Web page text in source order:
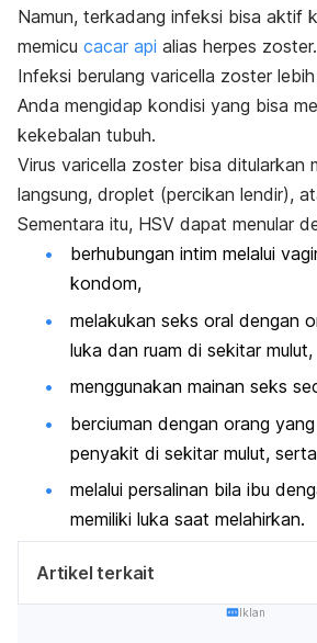
Namun, terkadang infeksi bisa aktif
memicu cacar api alias herpes zoster.
Infeksi berulang varicella zoster
Anda mengidap kondisi yang bisa
kekebalan tubuh.
Virus varicella zoster bisa ditularkan
langsung, droplet (percikan lendir),
Sementara itu, HSV dapat menular
berhubungan intim melalui
kondom,
melakukan seks oral dengan
luka dan ruam di sekitar mulut,
menggunakan mainan seks
berciuman dengan orang yang
penyakit di sekitar mulut, serta
melalui persalinan bila ibu
memiliki luka saat melahirkan.
Artikel terkait
Iklan